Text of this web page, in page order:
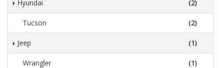
Hyundai (2)
Tucson (2)
Jeep (1)
Wrangler (1)